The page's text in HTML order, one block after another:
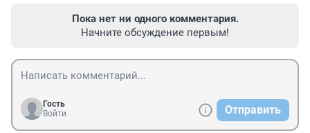
Пока нет ни одного комментария.
Начните обсуждение первым!
Гость
Войти
Отправить